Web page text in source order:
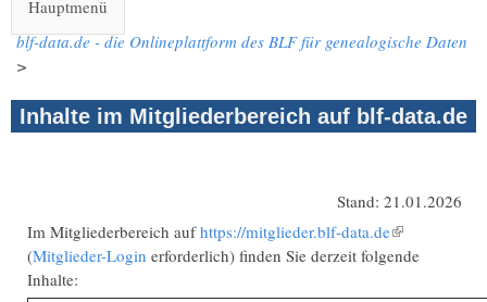
Hauptmenü
blf-data.de - die Onlineplattform des BLF für genealogische Daten
>
Inhalte im Mitgliederbereich auf blf-data.de
Stand: 21.01.2026
Im Mitgliederbereich aufhttps://mitglieder.blf-data.de(Link ist
extern)
(Mitglieder-Login erforderlich) finden Sie derzeit folgende
Inhalte: